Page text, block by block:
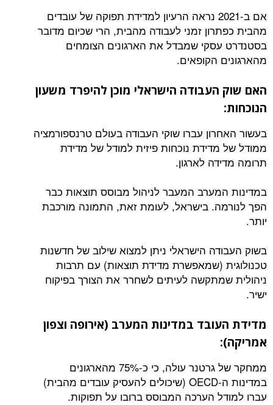
אם ב-2021 נראה הרעיון למדידת תפוקה של עובדים
מהבית כפתרון זמני לעבודה מהבית, הרי שכיום מדובר
בסטנדרט עסקי שמבדל את הארגונים הצומחים
מהארגונים הקופאים.
האם שוק העבודה הישראלי מוכן להיפרד משעון
הנוכחות:
בעשור האחרון עברו שוקי העבודה בעולם טרנספורמציה
ממודל של מדידת נוכחות פיזית למודל של מדידת
תרומה מדידה לארגון.
במדינות המערב המעבר לניהול מבוסס תוצאות כבר
הפך לנורמה. בישראל, לעומת זאת, התמונה מורכבת
יותר.
בשוק העבודה הישראלי ניתן למצוא שילוב של חדשנות
טכנולוגית (שמאפשרת מדידת תוצאות) עם תרבות
ניהולית שמתקשה לעיתים לשחרר את הצורך בפיקוח
ישיר.
מדידת העובד במדינות המערב (אירופה וצפון
אמריקה):
ממחקר של גרטנר עולה, כי כ-75% מהארגונים
במדינות ה-OECD (שיכולים להעסיק עובדים מהבית)
עברו למודל הערכה המבוסס ברובו על תפוקות.